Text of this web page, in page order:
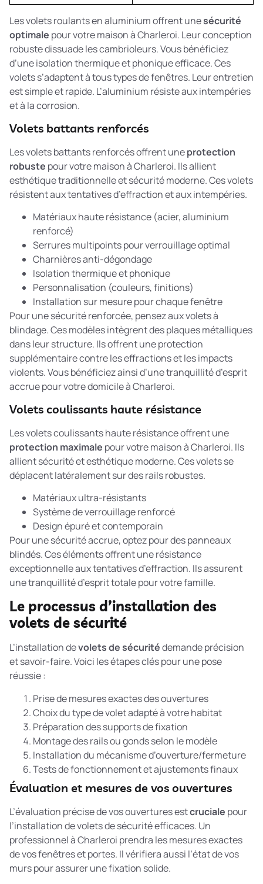
Les volets roulants en aluminium offrent unesécurité
optimale pour votre maison à Charleroi. Leur conception
robuste dissuade les cambrioleurs. Vous bénéficiez
d’une isolation thermique et phonique efficace. Ces
volets s’adaptent à tous types de fenêtres. Leur entretien
est simple et rapide. L’aluminium résiste aux intempéries
et à la corrosion.
Volets battants renforcés
Les volets battants renforcés offrent uneprotection
robuste pour votre maison à Charleroi. Ils allient
esthétique traditionnelle et sécurité moderne. Ces volets
résistent aux tentatives d’effraction et aux intempéries.
Matériaux haute résistance (acier, aluminium
renforcé)
Serrures multipoints pour verrouillage optimal
Charnières anti-dégondage
Isolation thermique et phonique
Personnalisation (couleurs, finitions)
Installation sur mesure pour chaque fenêtre
Pour une sécurité renforcée, pensez auxvolets à
blindage. Ces modèles intègrent des plaques métalliques
dans leur structure. Ils offrent une protection
supplémentaire contre les effractions et les impacts
violents. Vous bénéficiez ainsi d’une tranquillité d’esprit
accrue pour votre domicile à Charleroi.
Volets coulissants haute résistance
Les volets coulissants haute résistance offrent une
protection maximale pour votre maison à Charleroi. Ils
allient sécurité et esthétique moderne. Ces volets se
déplacent latéralement sur des rails robustes.
Matériaux ultra-résistants
Système de verrouillage renforcé
Design épuré et contemporain
Pour une sécurité accrue, optez pour despanneaux
blindés. Ces éléments offrent une résistance
exceptionnelle aux tentatives d’effraction. Ils assurent
une tranquillité d’esprit totale pour votre famille.
Le processus d’installation des
volets de sécurité
L’installation devolets de sécuritédemande précision
et savoir-faire. Voici les étapes clés pour une pose
réussie :
Prise de mesures exactes des ouvertures
Choix du type de volet adapté à votre habitat
Préparation des supports de fixation
Montage des rails ou gonds selon le modèle
Installation du mécanisme d’ouverture/fermeture
Tests de fonctionnement et ajustements finaux
Évaluation et mesures de vos ouvertures
L’évaluation précise de vos ouvertures estcruciale pour
l’installation de volets de sécurité efficaces. Un
professionnel à Charleroi prendra les mesures exactes
de vos fenêtres et portes. Il vérifiera aussi l’état de vos
murs pour assurer une fixation solide.